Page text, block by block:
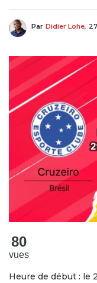
Par Didier Lohe,
80
vues
Heure de début : le